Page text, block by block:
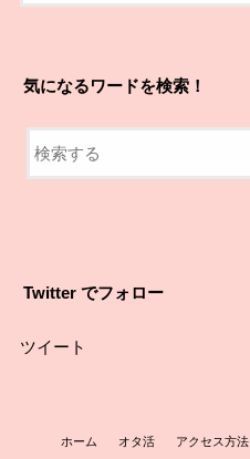
気になるワードを検索！
Twitter でフォロー
ツイート
ホーム オタ活 アクセス方法